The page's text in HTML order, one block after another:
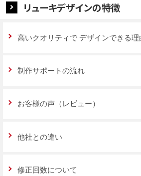
リューキデザインの特徴
高いクオリティで デザインできる理
制作サポートの流れ
お客様の声（レビュー）
他社との違い
修正回数について